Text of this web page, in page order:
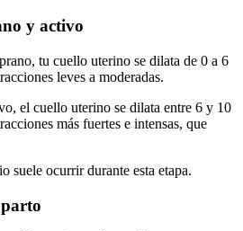
y activo
tu cuello uterino se dilata de 0 a 6
leves a moderadas.
el cuello uterino se dilata entre 6 y 10
más fuertes e intensas, que
suele ocurrir durante esta etapa.